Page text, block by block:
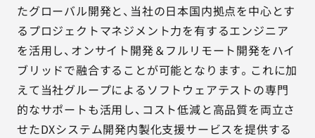
たグローバル開発と、当社の日本国内拠点を中心とす
るプロジェクトマネジメント力を有するエンジニア
を活用し、オンサイト開発＆フルリモート開発をハイ
ブリッドで融合することが可能となります。これに加
えて当社グループによるソフトウェアテストの専門
的なサポートも活用し、コスト低減と高品質を両立さ
せたDXシステム開発内製化支援サービスを提供する